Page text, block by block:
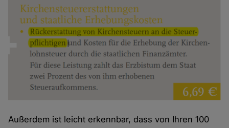
Außerdem ist leicht erkennbar, dass von Ihren 100